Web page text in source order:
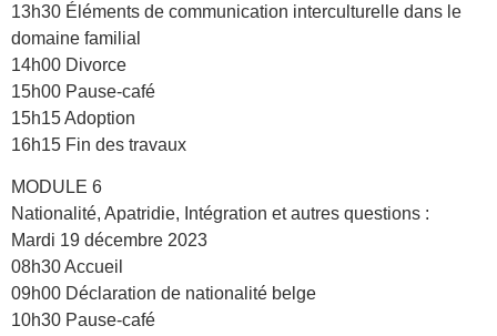
13h30 Éléments de communication interculturelle dans le
domaine familial
14h00 Divorce
15h00 Pause-café
15h15 Adoption
16h15 Fin des travaux
MODULE 6
Nationalité, Apatridie, Intégration et autres questions :
Mardi 19 décembre 2023
08h30 Accueil
09h00 Déclaration de nationalité belge
10h30 Pause-café